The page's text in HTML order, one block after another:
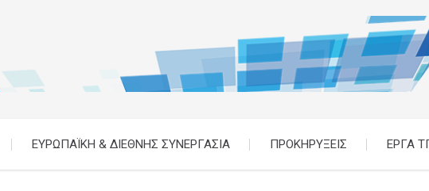
ΕΥΡΩΠΑΪΚΗ & ΔΙΕΘΝΗΣ ΣΥΝΕΡΓΑΣΙΑ ΠΡΟΚΗΡΥΞΕΙΣ ΕΡΓΑ